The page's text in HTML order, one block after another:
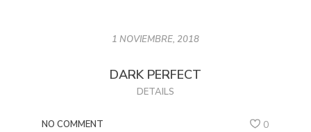
1 NOVIEMBRE, 2018
DARK PERFECT
DETAILS
NO COMMENT 0